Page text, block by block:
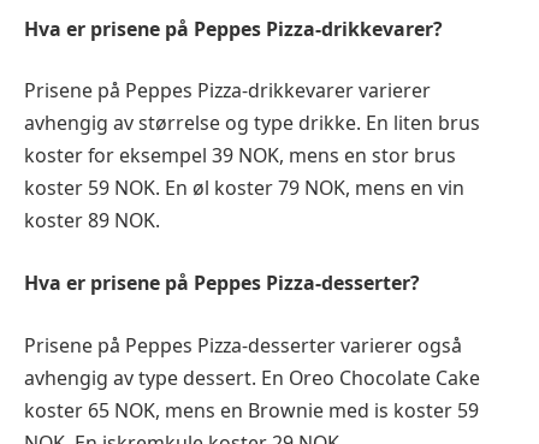
Hva er prisene på Peppes Pizza-drikkevarer?
Prisene på Peppes Pizza-drikkevarer varierer
avhengig av størrelse og type drikke. En liten brus
koster for eksempel 39 NOK, mens en stor brus
koster 59 NOK. En øl koster 79 NOK, mens en vin
koster 89 NOK.
Hva er prisene på Peppes Pizza-desserter?
Prisene på Peppes Pizza-desserter varierer også
avhengig av type dessert. En Oreo Chocolate Cake
koster 65 NOK, mens en Brownie med is koster 59